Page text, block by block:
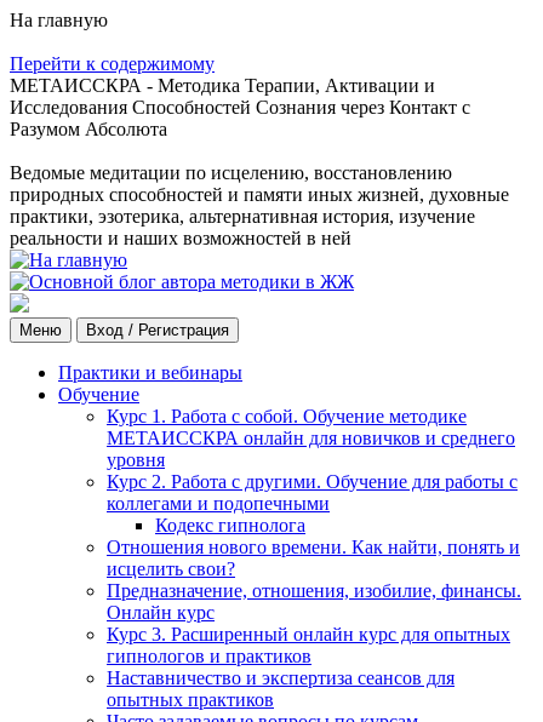
На главную
Перейти к содержимому
МЕТАИССКРА - Методика Терапии, Активации и
Исследования Способностей Сознания через Контакт с
Разумом Абсолюта
Ведомые медитации по исцелению, восстановлению
природных способностей и памяти иных жизней, духовные
практики, эзотерика, альтернативная история, изучение
реальности и наших возможностей в ней
Меню Вход / Регистрация
Практики и вебинары
Обучение
Курс 1. Работа с собой. Обучение методике
МЕТАИССКРА онлайн для новичков и среднего
уровня
Курс 2. Работа с другими. Обучение для работы с
коллегами и подопечными
Кодекс гипнолога
Отношения нового времени. Как найти, понять и
исцелить свои?
Предназначение, отношения, изобилие, финансы.
Онлайн курс
Курс 3. Расширенный онлайн курс для опытных
гипнологов и практиков
Наставничество и экспертиза сеансов для
опытных практиков